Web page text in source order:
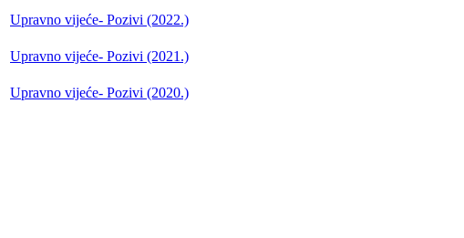
Upravno vijeće- Pozivi (2022.)
Upravno vijeće- Pozivi (2021.)
Upravno vijeće- Pozivi (2020.)